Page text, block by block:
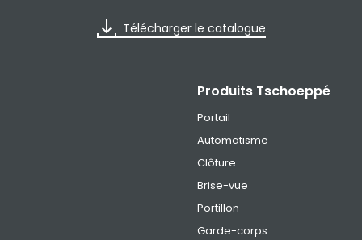
Télécharger le catalogue
Produits Tschoeppé
Portail
Automatisme
Clôture
Brise-vue
Portillon
Garde-corps